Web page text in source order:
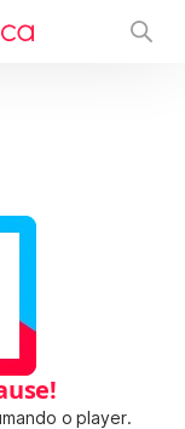
o player.